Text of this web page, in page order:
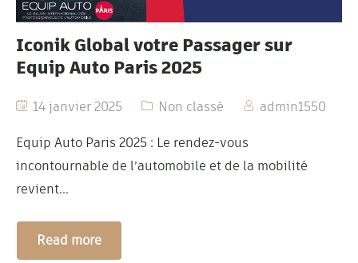
Iconik Global votre Passager sur
Equip Auto Paris 2025
14 janvier 2025 Non classé
admin1550
Equip Auto Paris 2025 : Le rendez-vous
incontournable de l’automobile et de la mobilité
revient...
Read more